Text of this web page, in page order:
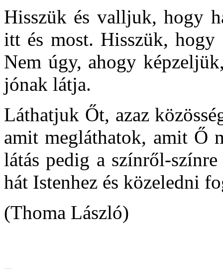
Hisszük és valljuk, hogy
itt és most. Hisszük,
Nem úgy, ahogy
jónak látja.
Láthatjuk Őt, azaz
amit megláthatok, amit Ő
látás pedig a színről-
hát Istenhez és közeledni
(Thoma László)